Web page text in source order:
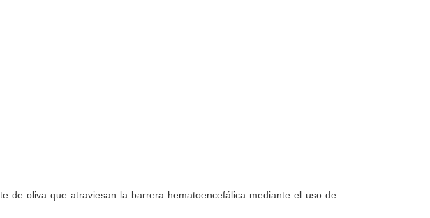
de oliva que atraviesan la barrera hematoencefálica mediante el uso de